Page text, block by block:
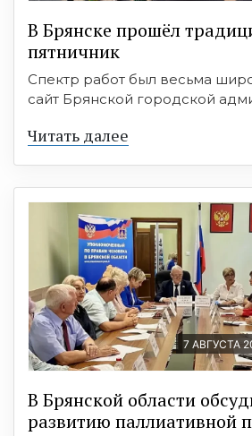
В Брянске прошёл
пятничник
Спектр работ был весьма
сайт Брянской городской
Читать далее
7 АВГУСТА
В Брянской области
развитию паллиативной